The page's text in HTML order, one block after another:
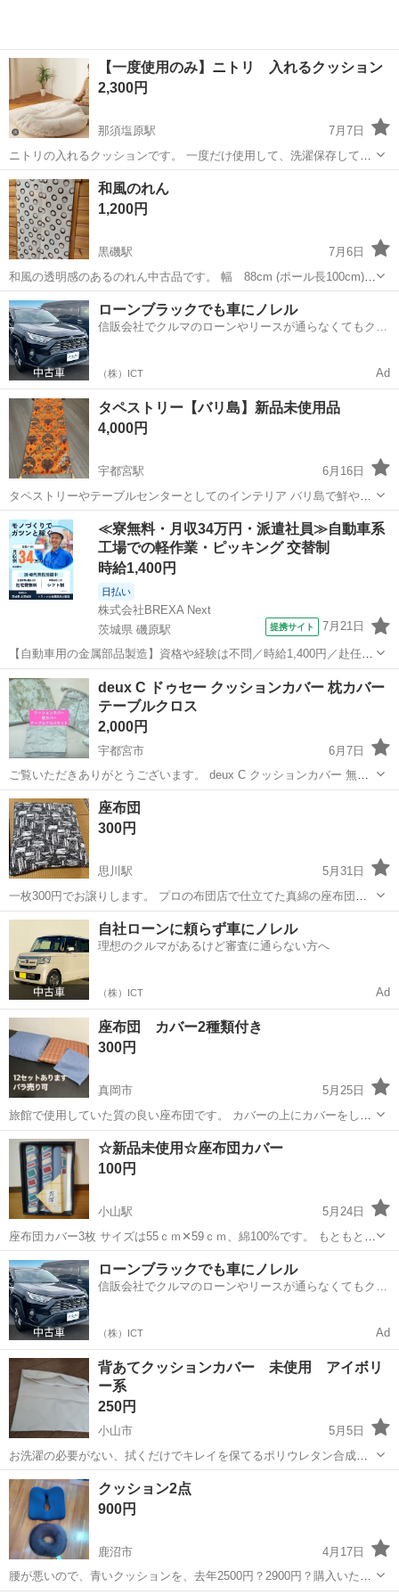
【一度使用のみ】ニトリ 入れるクッション
2,300円
那須塩原駅
7月7日
ニトリの入れるクッションです。 一度だけ使用して、洗濯保存してい
ました。 専用収納袋付きです。
栃木 那須塩原市 那須塩原駅
和風のれん
1,200円
黒磯駅
7月6日
和風の透明感のあるのれん中古品です。 幅 88cm (ポール長100cm)
縦 150cm
栃木 那須塩原市 黒磯駅 ファブリック、カバー
ローンブラックでも車にノレル
信販会社でクルマのローンやリースが通らなくてもクル
（株）ICT Ad
タペストリー【バリ島】新品未使用品
4,000円
宇都宮駅
6月16日
タペストリーやテーブルセンターとしてのインテリア バリ島で鮮やか
なオレンジ色に魅せられて購入しましたが 我が家のインテリアには合
わず、未使用のまま我が家の クローゼットで保管していました。 この
たびは引越しの為の荷物整理で出...
栃木 宇都宮市 宇都宮駅 ファブリック、カバー
インテリア
≪寮無料・月収34万円・派遣社員≫自動車系
工場での軽作業・ピッキング 交替制
時給1,400円
日払い
株式会社BREXA Next
茨城県 磯原駅
提携サイト 7月21日
【自動車用の金属部品製造】資格や経験は不問／時給1,400円／赴任旅
費会社負担／正社員登用のチャンスあり／食堂利用可能／マイカー通
勤OK《茨城県茨城市》 人気の工場のお仕事 ◇トラックの金属部品の
製造◇ ★トラックの金属...
茨城 北茨城市 磯原駅 その他
deux C ドゥセー クッションカバー 枕カバー
テーブルクロス
2,000円
宇都宮市
6月7日
ご覧いただきありがとうございます。 deux C クッションカバー 無名
枕カバー、テーブルクロスです。 枕カバーとテーブルクロスに汚れが
ありますのでご確認をお願いいたします。 テーブルクロスサイズ 約
222×132 ...
栃木 宇都宮市 ファブリック、カバー
座布団
300円
思川駅
5月31日
一枚300円でお譲りします。 プロの布団店で仕立てた真綿の座布団で
す。 元々は1枚2000〜3000円したと思います。 月1回程度の使用で、
目立った汚れはありません。 サイズ:53㎝×56㎝ 中の座布団は同じ青地
の柄にな...
栃木 小山市 思川駅 ファブリック、カバー
自社ローンに頼らず車にノレル
理想のクルマがあるけど審査に通らない方へ
（株）ICT Ad
座布団 カバー2種類付き
300円
真岡市
5月25日
旅館で使用していた質の良い座布団です。 カバーの上にカバーをして
いました 2種類のカバー付きなので お部屋の雰囲気に合わせて変えら
れます(^^) 一つ500円でバラ売りも可能ですm(_ _)m 早めに処分し
たい為、格安で...
栃木 真岡市 ファブリック、カバー
☆新品未使用☆座布団カバー
100円
小山駅
5月24日
座布団カバー3枚 サイズは55ｃｍ✕59ｃｍ、綿100%です。 もともと5
枚セットでしたが3枚未使用のままですので 必要な方にお譲りしま
す。 小山市南部の指定場所までお引き取りに 来て頂ける方に限定させ
ていただきます。 ...
栃木 小山市 小山駅 ファブリック、カバー
ローンブラックでも車にノレル
信販会社でクルマのローンやリースが通らなくてもクル
（株）ICT Ad
背あてクッションカバー 未使用 アイボリ
ー系
250円
小山市
5月5日
お洗濯の必要がない、拭くだけでキレイを保てるポリウレタン合成皮
革の背当てクッションカバーです。 品名:背あてクッションカバー シ
リーズ: R-24 サイズ:約45×45cm ※製品の特性上、表示値はおおよそ...
栃木 小山市 ファブリック、カバー
クッション2点
900円
鹿沼市
4月17日
腰が悪いので、青いクッションを、去年2500円？2900円？購入いたし